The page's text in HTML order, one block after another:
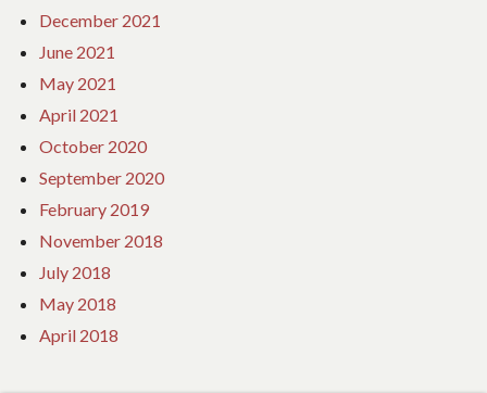
December 2021
June 2021
May 2021
April 2021
October 2020
September 2020
February 2019
November 2018
July 2018
May 2018
April 2018